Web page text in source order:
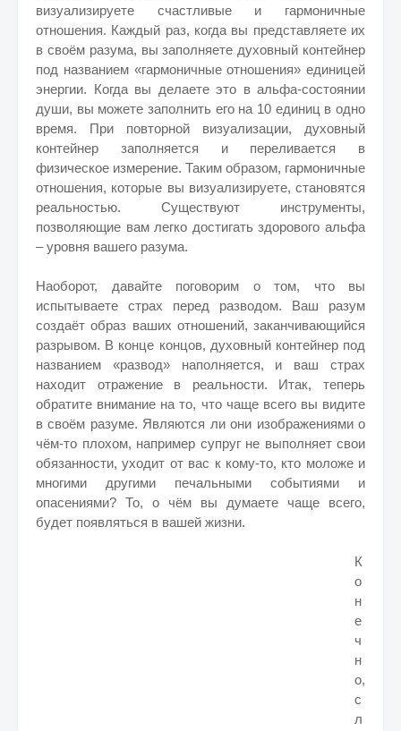
визуализируете счастливые и гармоничные
отношения. Каждый раз, когда вы представляете их
в своём разума, вы заполняете духовный контейнер
под названием «гармоничные отношения» единицей
энергии. Когда вы делаете это в альфа-состоянии
души, вы можете заполнить его на 10 единиц в одно
время. При повторной визуализации, духовный
контейнер заполняется и переливается в
физическое измерение. Таким образом, гармоничные
отношения, которые вы визуализируете, становятся
реальностью. Существуют инструменты,
позволяющие вам легко достигать здорового альфа
– уровня вашего разума.
Наоборот, давайте поговорим о том, что вы
испытываете страх перед разводом. Ваш разум
создаёт образ ваших отношений, заканчивающийся
разрывом. В конце концов, духовный контейнер под
названием «развод» наполняется, и ваш страх
находит отражение в реальности. Итак, теперь
обратите внимание на то, что чаще всего вы видите
в своём разуме. Являются ли они изображениями о
чём-то плохом, например супруг не выполняет свои
обязанности, уходит от вас к кому-то, кто моложе и
многими другими печальными событиями и
опасениями? То, о чём вы думаете чаще всего,
будет появляться в вашей жизни.
К
о
н
е
ч
н
о,
с
л